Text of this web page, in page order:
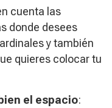
cuenta las
donde desees
y también
quieres colocar tu
el espacio: